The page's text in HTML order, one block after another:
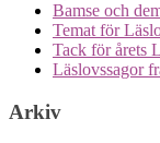
Bamse och
Temat för
Tack för årets
Läslovssagor
Arkiv